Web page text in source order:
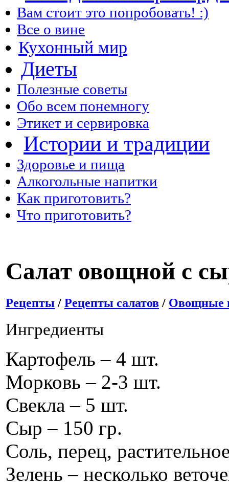
Вам стоит это попробовать! :)
Все о вине
Кухонный мир
Диеты
Полезные советы
Обо всем понемногу
Этикет и сервировка
Истории и традиции
Здоровье и пища
Алкогольные напитки
Как приготовить?
Что приготовить?
Салат овощной с
Рецепты / Рецепты салатов / Овощные
Ингредиенты
Картофель – 4 шт.
Морковь – 2-3 шт.
Свекла – 5 шт.
Сыр – 150 гр.
Соль, перец,
Зелень – несколько